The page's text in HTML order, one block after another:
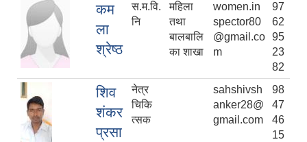
कम
ला
श्रेष्ठ
स.म.वि.
नि
महिला
तथा
बालबालि
का शाखा
women.in
spector80
@gmail.co
m
97
62
95
23
82
शिव
शंकर
प्रसा
नेत्र
चिकि
त्सक
sahshivsh
anker28@
gmail.com
98
47
46
15